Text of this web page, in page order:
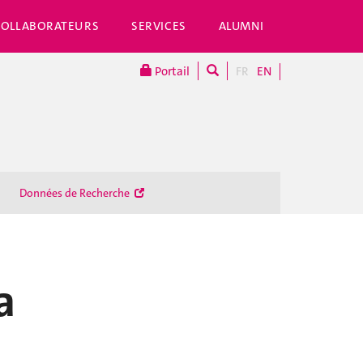
SERVICES ALUMNI
Portail FR EN
Données de Recherche